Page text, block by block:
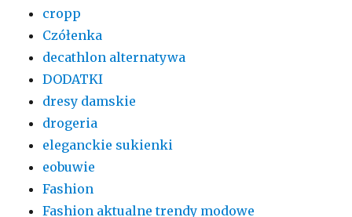
cropp
Czółenka
decathlon alternatywa
DODATKI
dresy damskie
drogeria
eleganckie sukienki
eobuwie
Fashion
Fashion aktualne trendy modowe